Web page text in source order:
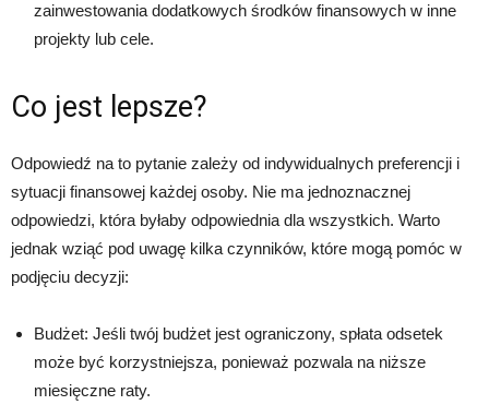
zainwestowania dodatkowych środków finansowych w inne
projekty lub cele.
Co jest lepsze?
Odpowiedź na to pytanie zależy od indywidualnych preferencji i
sytuacji finansowej każdej osoby. Nie ma jednoznacznej
odpowiedzi, która byłaby odpowiednia dla wszystkich. Warto
jednak wziąć pod uwagę kilka czynników, które mogą pomóc w
podjęciu decyzji:
Budżet: Jeśli twój budżet jest ograniczony, spłata odsetek
może być korzystniejsza, ponieważ pozwala na niższe
miesięczne raty.